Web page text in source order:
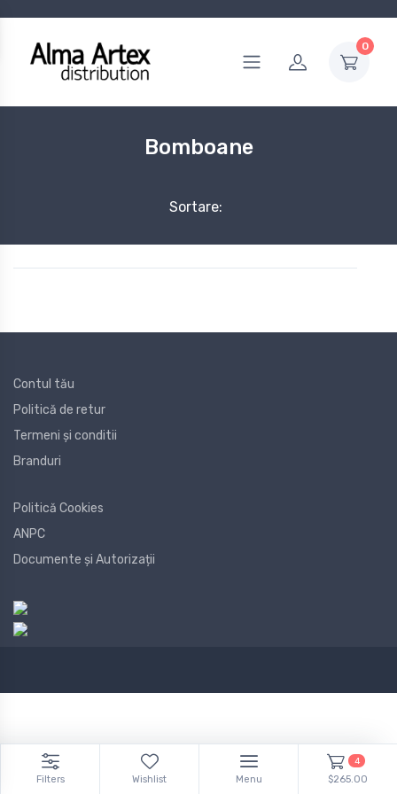
0
Bomboane
Sortare:
Contul tău
Politică de retur
Termeni și conditii
Branduri
Politică Cookies
ANPC
Documente și Autorizații
Filters Wishlist Menu
4
$265.00